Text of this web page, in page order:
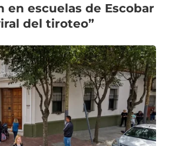
en escuelas de Escobar
del tiroteo”